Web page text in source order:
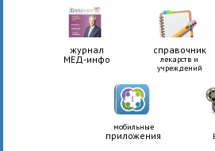
журнал
МЕД-инфо
справочник
лекарств и
учреждений
мобильные
приложения